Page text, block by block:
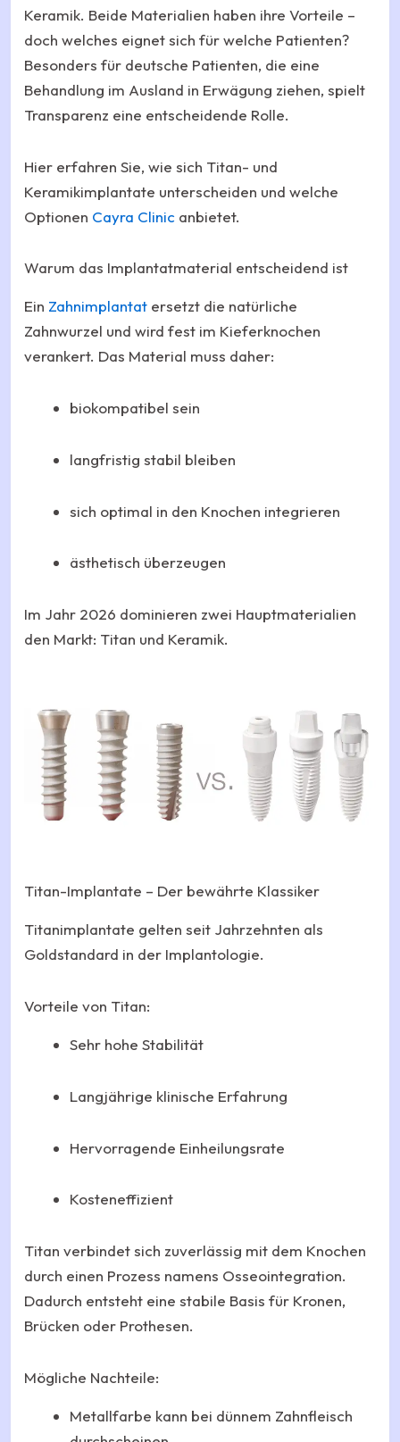
Keramik. Beide Materialien haben ihre Vorteile –
doch welches eignet sich für welche Patienten?
Besonders für deutsche Patienten, die eine
Behandlung im Ausland in Erwägung ziehen, spielt
Transparenz eine entscheidende Rolle.
Hier erfahren Sie, wie sich Titan- und
Keramikimplantate unterscheiden und welche
Optionen Cayra Clinic anbietet.
Warum das Implantatmaterial entscheidend ist
Ein Zahnimplantat ersetzt die natürliche
Zahnwurzel und wird fest im Kieferknochen
verankert. Das Material muss daher:
biokompatibel sein
langfristig stabil bleiben
sich optimal in den Knochen integrieren
ästhetisch überzeugen
Im Jahr 2026 dominieren zwei Hauptmaterialien
den Markt: Titan und Keramik.
Titan-Implantate – Der bewährte Klassiker
Titanimplantate gelten seit Jahrzehnten als
Goldstandard in der Implantologie.
Vorteile von Titan:
Sehr hohe Stabilität
Langjährige klinische Erfahrung
Hervorragende Einheilungsrate
Kosteneffizient
Titan verbindet sich zuverlässig mit dem Knochen
durch einen Prozess namens Osseointegration.
Dadurch entsteht eine stabile Basis für Kronen,
Brücken oder Prothesen.
Mögliche Nachteile:
Metallfarbe kann bei dünnem Zahnfleisch